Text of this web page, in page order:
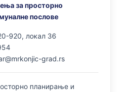
за просторно
послове
920, локал 36
grad.rs
планирање и